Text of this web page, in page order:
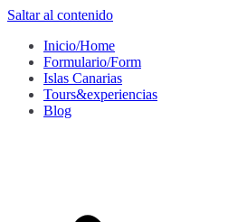
Saltar al contenido
Inicio/Home
Formulario/Form
Islas Canarias
Tours&experiencias
Blog